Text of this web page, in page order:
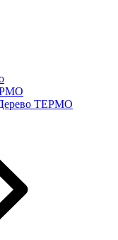
ТЕРМО